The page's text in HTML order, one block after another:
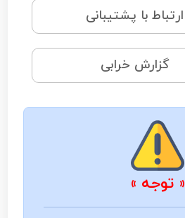
ارتباط با پشتیبانی
گزارش خرابی
« توجه »